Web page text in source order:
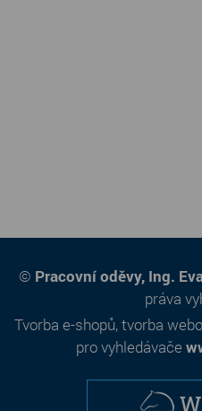
© Pracovní oděvy, Ing.
práva
Tvorba e-shopů,tvorba
pro vyhledávače